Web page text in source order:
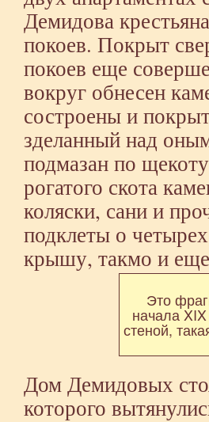
Демидова
покоев. Покрыт
покоев еще
вокруг обнесен
состроены и
зделанный над
подмазан по
рогатого скота
коляски, сани и
подклеты о
крышу, такмо и
Это
начала
стеной,
Дом Демидовых
которого